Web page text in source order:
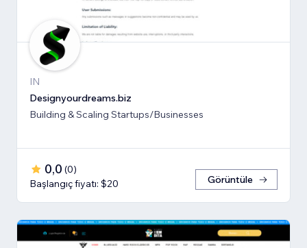
IN
Designyourdreams.biz
Building & Scaling Startups/Businesses
0,0 (0)
Başlangıç fiyatı: $20
Görüntüle